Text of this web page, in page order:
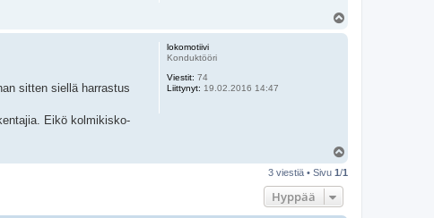
lokomotiivi
Konduktööri
Viestit: 74
Liittynyt: 19.02.2016 14:47
sitten siellä harrastus
Eikö kolmikisko-
ö
3 viestiä • Sivu 1/1
Hyppää